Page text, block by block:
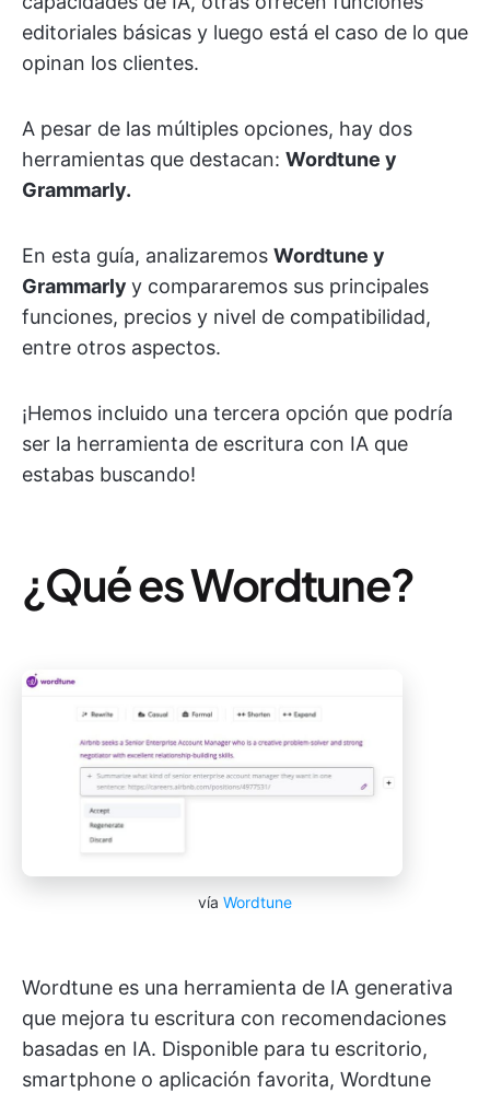
editoriales básicas y luego está el caso de lo que
opinan los clientes.
A pesar de las múltiples opciones, hay dos
herramientas que destacan: Wordtune y
Grammarly.
En esta guía, analizaremos Wordtune y
Grammarly y compararemos sus principales
funciones, precios y nivel de compatibilidad,
entre otros aspectos.
¡Hemos incluido una tercera opción que podría
ser la herramienta de escritura con IA que
estabas buscando!
¿Qué es Wordtune?
vía Wordtune
Wordtune es una herramienta de IA generativa
que mejora tu escritura con recomendaciones
basadas en IA. Disponible para tu escritorio,
smartphone o aplicación favorita, Wordtune